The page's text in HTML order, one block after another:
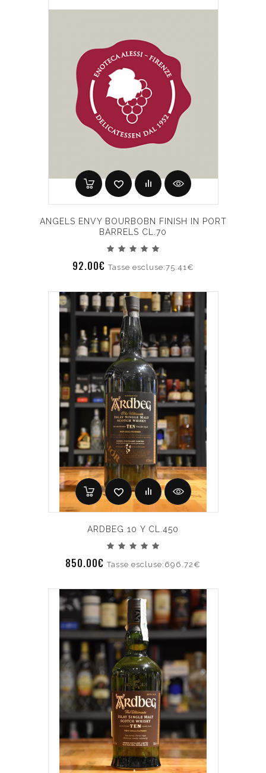
ANGELS ENVY BOURBOBN FINISH IN PORT
BARRELS CL.70
92.00€Tasse escluse:75.41€
ARDBEG 10 Y CL.450
850.00€Tasse escluse:696.72€